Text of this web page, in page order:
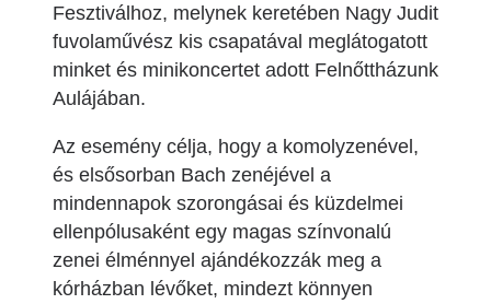
Fesztiválhoz, melynek keretében Nagy Judit
fuvolaművész kis csapatával meglátogatott
minket és minikoncertet adott Felnőttházunk
Aulájában.
Az esemény célja, hogy a komolyzenével,
és elsősorban Bach zenéjével a
mindennapok szorongásai és küzdelmei
ellenpólusaként egy magas színvonalú
zenei élménnyel ajándékozzák meg a
kórházban lévőket, mindezt könnyen